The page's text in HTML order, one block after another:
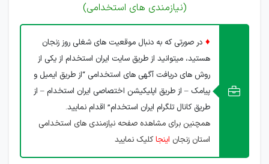
(نیازمندی های استخدامی)
♦ در صورتی که به دنبال موقعیت های شغلی روز زنجان
هستید، میتوانید از طریق سایت ایران استخدام از یکی از
روش های دریافت آگهی های استخدامی “از طریق ایمیل و
پیامک – از طریق اپلیکیشن اختصاصی ایران استخدام – از
طریق کانال تلگرام ایران استخدام” اقدام نمایید.
همچنین برای مشاهده صفحه نیازمندی های استخدامی
استان زنجان اینجاکلیک نمایید